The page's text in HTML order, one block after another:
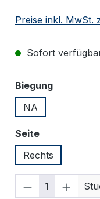
Preise inkl. MwSt.
Sofort
Biegungauswählen
NA
Seiteauswählen
Rechts
Produkt